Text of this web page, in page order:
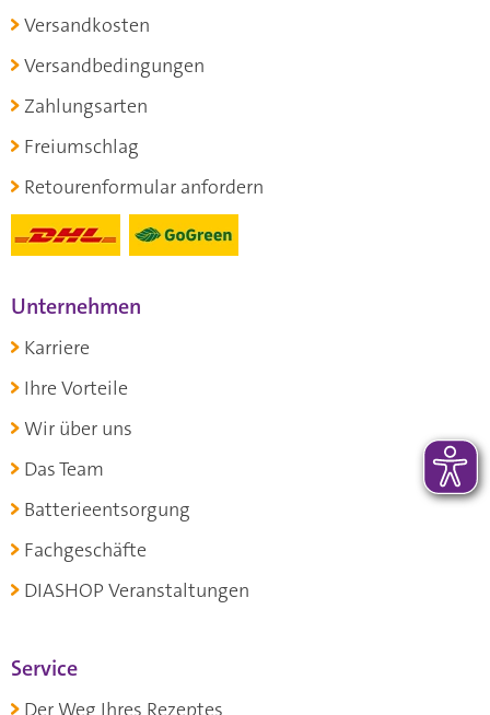
Versandkosten
Versandbedingungen
Zahlungsarten
Freiumschlag
Retourenformular anfordern
Unternehmen
Karriere
Ihre Vorteile
Wir über uns
Das Team
Batterieentsorgung
Fachgeschäfte
DIASHOP Veranstaltungen
Service
Der Weg Ihres Rezeptes